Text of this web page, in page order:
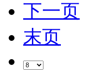
下一页
末页